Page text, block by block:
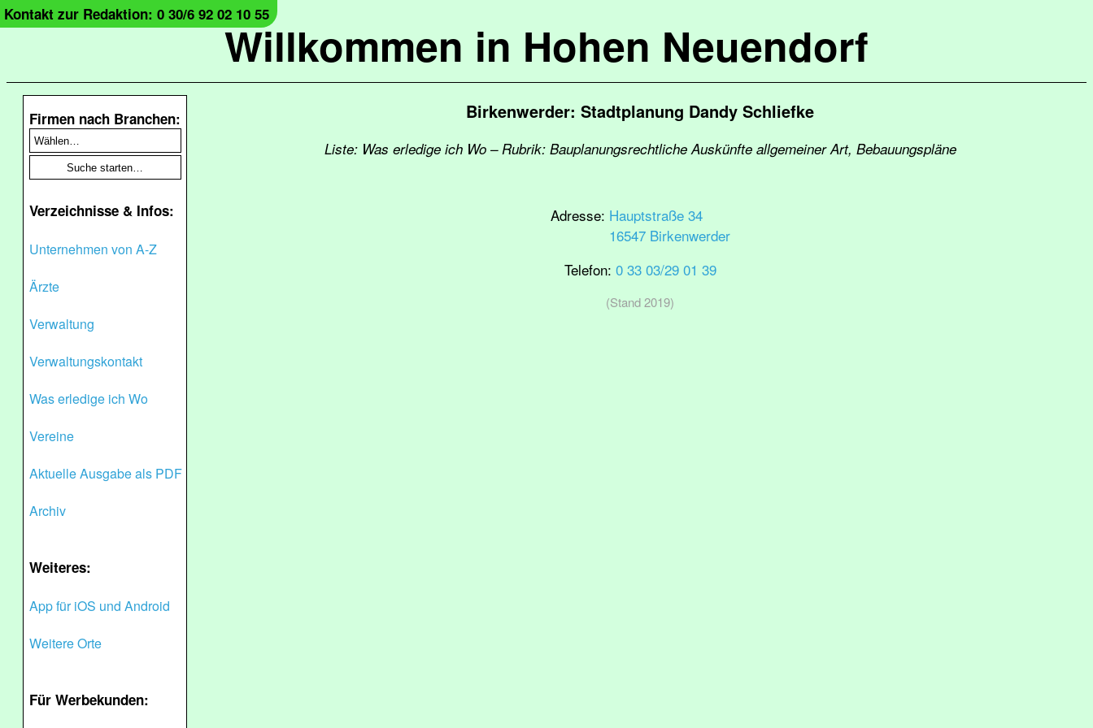
Willkommen in Hohen Neuendorf
Kontakt zur Redaktion: 0 30/6 92 02 10 55
Firmen nach Branchen:
Verzeichnisse & Infos:
Unternehmen von A-Z
Ärzte
Verwaltung
Verwaltungskontakt
Was erledige ich Wo
Vereine
Aktuelle Ausgabe als PDF
Archiv
Weiteres:
App für iOS und Android
Weitere Orte
Für Werbekunden:
Birkenwerder: Stadtplanung Dandy Schliefke
Liste: Was erledige ich Wo – Rubrik: Bauplanungsrechtliche Auskünfte allgemeiner Art, Bebauungspläne
Adresse: Hauptstraße 34
16547 Birkenwerder
Telefon: 0 33 03/29 01 39
(Stand 2019)